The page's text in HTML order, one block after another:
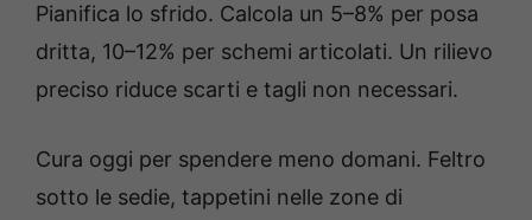
Pianifica lo sfrido. Calcola un 5–8% per posa
dritta, 10–12% per schemi articolati. Un rilievo
preciso riduce scarti e tagli non necessari.
Cura oggi per spendere meno domani. Feltro
sotto le sedie, tappetini nelle zone di